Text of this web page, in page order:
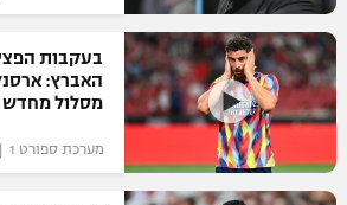
בעקבות
האברץ:
מסלול מחדש
מערכת ספורט 1 | לפני 12 חודשים